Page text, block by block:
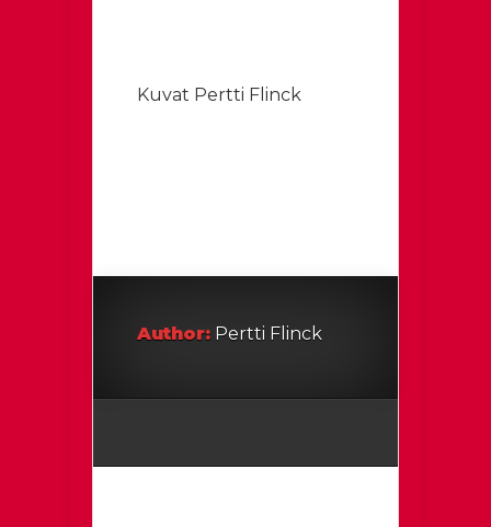
Kuvat Pertti Flinck
Author: Pertti Flinck